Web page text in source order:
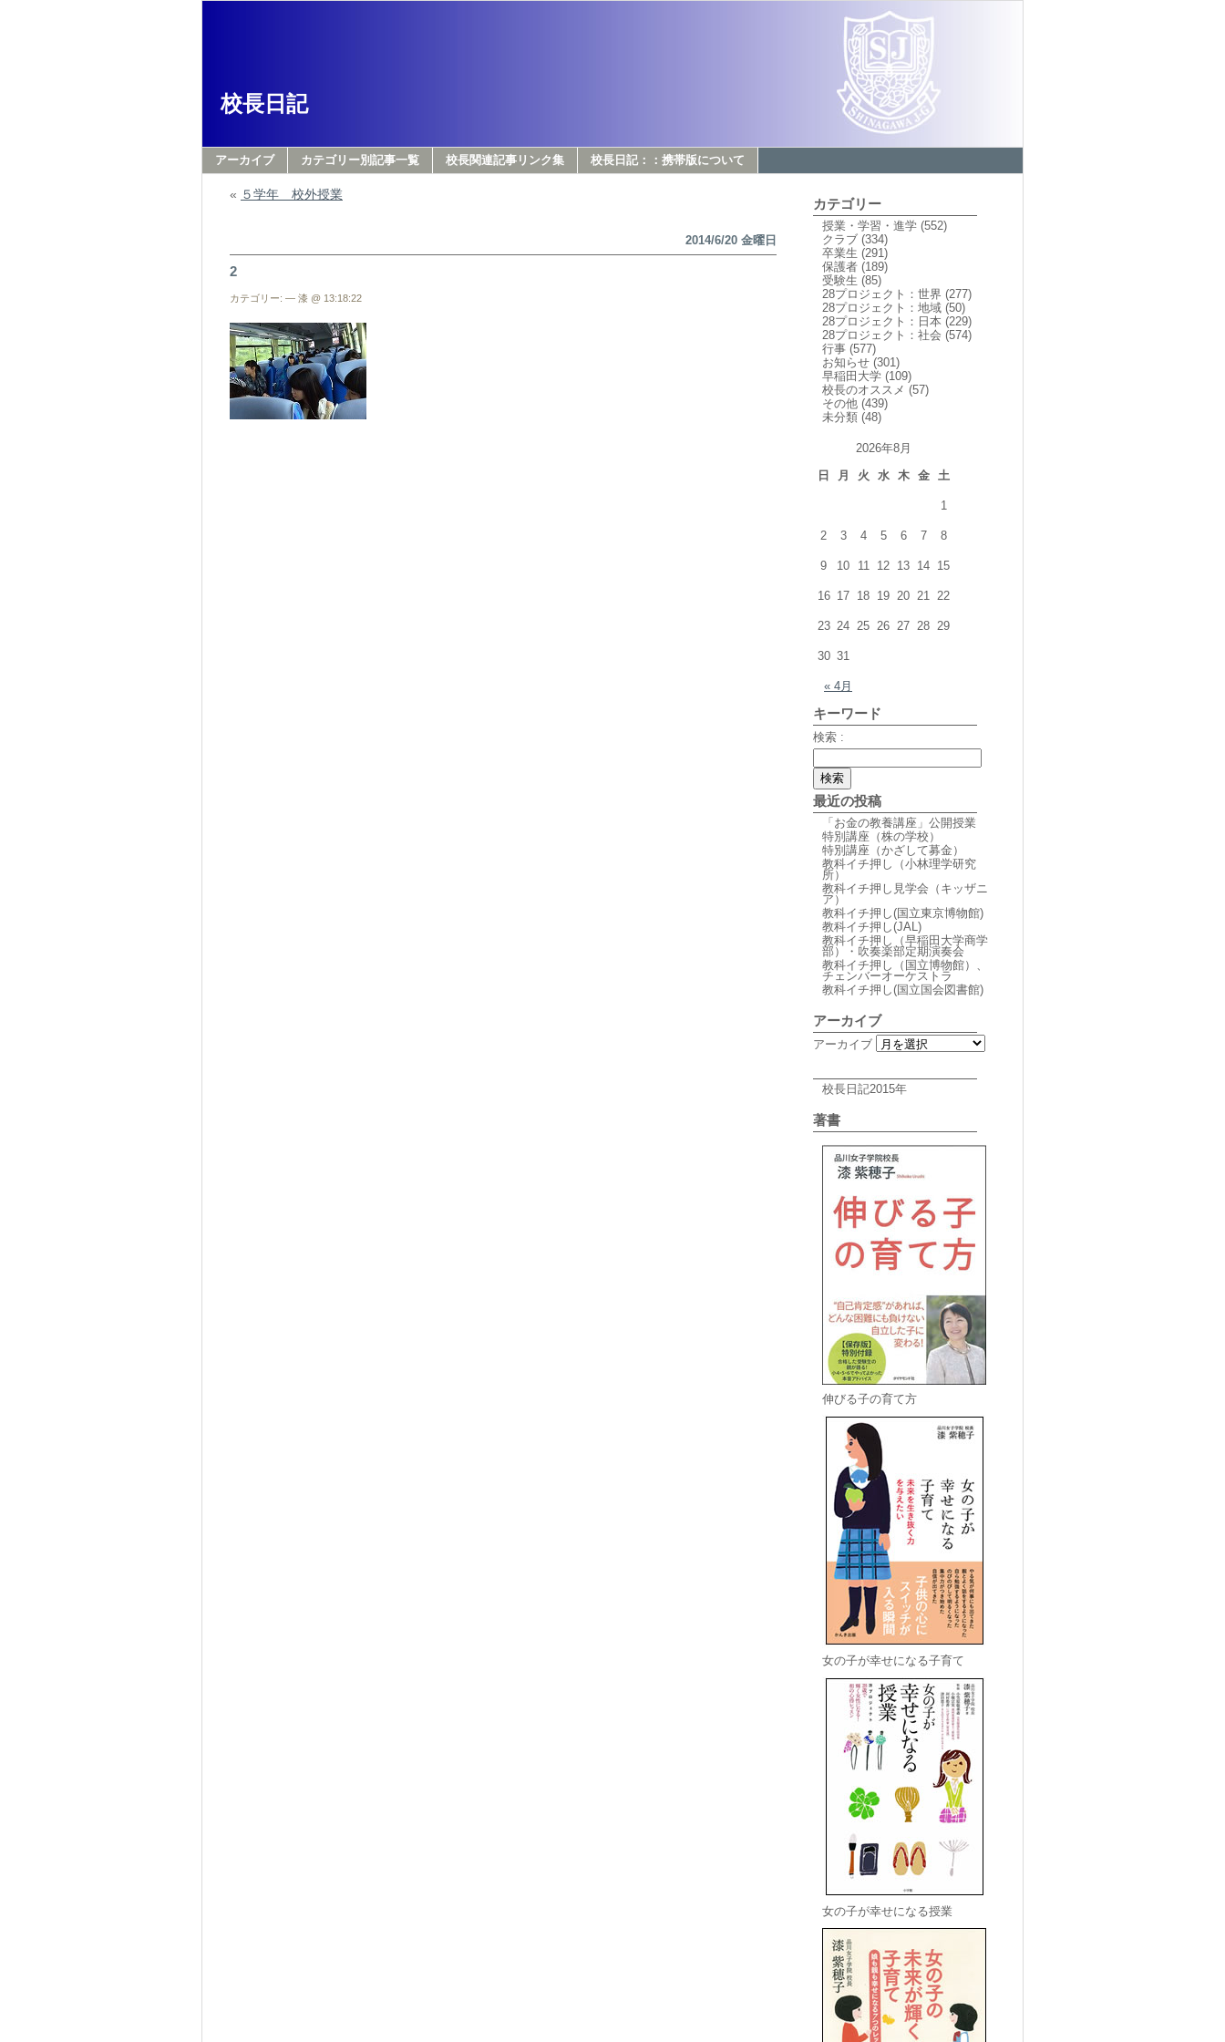
校長日記
アーカイブ カテゴリー別記事一覧 校長関連記事リンク集 校長日記：：携帯版について
« ５学年 校外授業
2014/6/20 金曜日
2
カテゴリー: — 漆 @ 13:18:22
カテゴリー
授業・学習・進学 (552)
クラブ (334)
卒業生 (291)
保護者 (189)
受験生 (85)
28プロジェクト：世界 (277)
28プロジェクト：地域 (50)
28プロジェクト：日本 (229)
28プロジェクト：社会 (574)
行事 (577)
お知らせ (301)
早稲田大学 (109)
校長のオススメ (57)
その他 (439)
未分類 (48)
2026年8月
日
月 火 水 木 金 土
« 4月
1
2 3 4 5 6 7 8
9 10 11 12 13 14 15
16 17 18 19 20 21 22
23 24 25 26 27 28 29
30 31
キーワード
検索 :
最近の投稿
「お金の教養講座」公開授業
特別講座（株の学校）
特別講座（かざして募金）
教科イチ押し（小林理学研究
所）
教科イチ押し見学会（キッザニ
ア）
教科イチ押し(国立東京博物館)
教科イチ押し(JAL)
教科イチ押し（早稲田大学商学
部）・吹奏楽部定期演奏会
教科イチ押し（国立博物館）、
チェンバーオーケストラ
教科イチ押し(国立国会図書館)
アーカイブ
アーカイブ
校長日記2015年
著書
伸びる子の育て方
女の子が幸せになる子育て
女の子が幸せになる授業